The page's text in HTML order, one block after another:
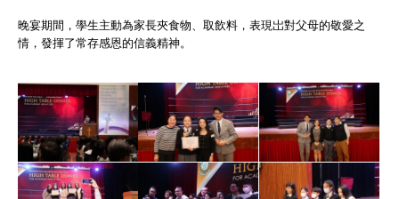
晚宴期間，學生主動為家長夾食物、取飲料，表現岀對父母的敬愛之
情，發揮了常存感恩的信義精神。